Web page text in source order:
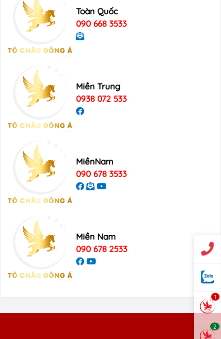
Toàn Quốc
090 668 3533
Miền Trung
0938 072 533
MiềnNam
090 678 3533
Miền Nam
090 678 2533
1
2